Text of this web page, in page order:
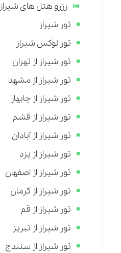
رزرو هتل های شیراز
تور شیراز
تور لوکس شیراز
تور شیراز از تهران
تور شیراز از مشهد
تور شیراز از چابهار
تور شیراز از قشم
تور شیراز از آبادان
تور شیراز از یزد
تور شیراز از اصفهان
تور شیراز از کرمان
تور شیراز از قم
تور شیراز از تبریز
تور شیراز از سنندج